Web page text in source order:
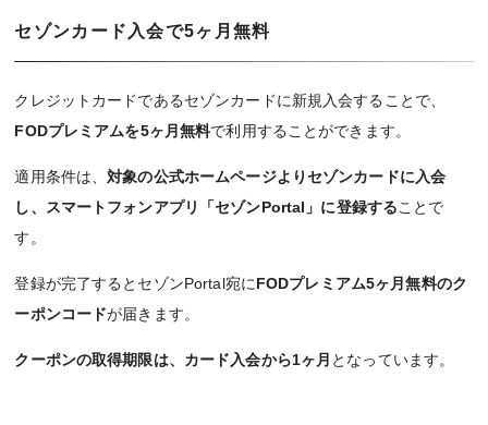
セゾンカード入会で5ヶ月無料
クレジットカードであるセゾンカードに新規入会することで、
FODプレミアムを5ヶ月無料で利用することができます。
適用条件は、対象の公式ホームページよりセゾンカードに入会
し、スマートフォンアプリ「セゾンPortal」に登録することで
す。
登録が完了するとセゾンPortal宛にFODプレミアム5ヶ月無料のク
ーポンコードが届きます。
クーポンの取得期限は、カード入会から1ヶ月 となっています。